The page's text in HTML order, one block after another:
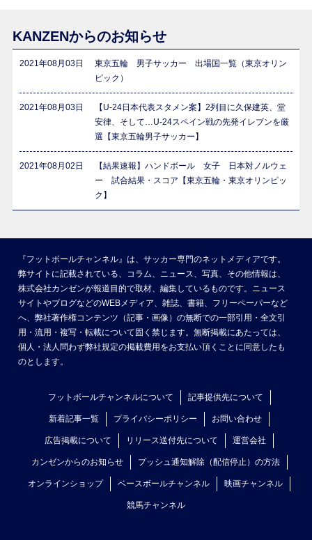
KANZENからのお知らせ
2021年08月03日
東京五輪 男子サッカー 出場国一覧（東京オリン
ピック）
2021年08月03日
【U-24日本代表スタメン案】2列目に久保建英、堂
安律、そして…U-24スペイン戦の先発イレブンを厳
選【東京五輪男子サッカー】
2021年08月02日
【結果速報】ハンドボール 女子 日本対ノルウェ
ー 試合結果・スコア【東京五輪・東京オリンピッ
ク】
『フットボールチャンネル』は、サッカー専門のネットメディアです。
弊サイトに記載されている、コラム、ニュース、写真、その他情報は、
株式会社カンゼンが報道目的で取材、編集しているものです。ニュース
サイトやブログなどのWEBメディア、雑誌、書籍、フリーペーパーなど
へ、弊社著作権コンテンツ（記事・画像）の無断での一部引用・全文引
用・流用・複写・転載について固く禁じます。無断掲載にあたっては、
個人・法人問わず弊社規定の掲載費用をお支払い頂くことに同意したも
のとします。
フットボールチャンネルについて 記事提供先について
新着記事一覧 プライバシーポリシー お問い合わせ
広告掲載について リリース送付先について 運営会社
カンゼンからのお知らせ プッシュ通知解除（配信停止）の方法
オンラインショップ ベースボールチャンネル 映画チャンネル
競馬チャンネル